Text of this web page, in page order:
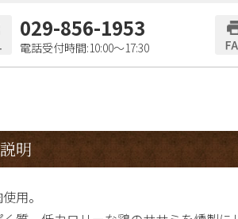
029-856-1953
電話受付時間:10:00〜17:30
明
用。